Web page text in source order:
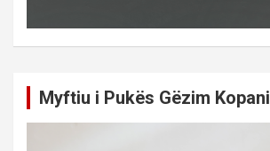
Myftiu i Pukës Gëzim Kopani